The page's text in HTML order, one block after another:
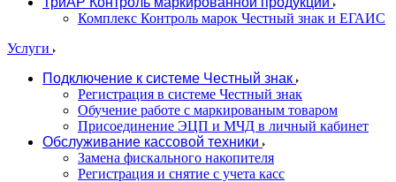
Комплекс Контроль марок Честный знак и ЕГАИС
Услуги
Подключение к системе Честный знак
Регистрация в системе Честный знак
Обучение работе с маркированым товаром
Присоединение ЭЦП и МЧД в личный кабинет
Обслуживание кассовой техники
Замена фискального накопителя
Регистрация и снятие с учета касс